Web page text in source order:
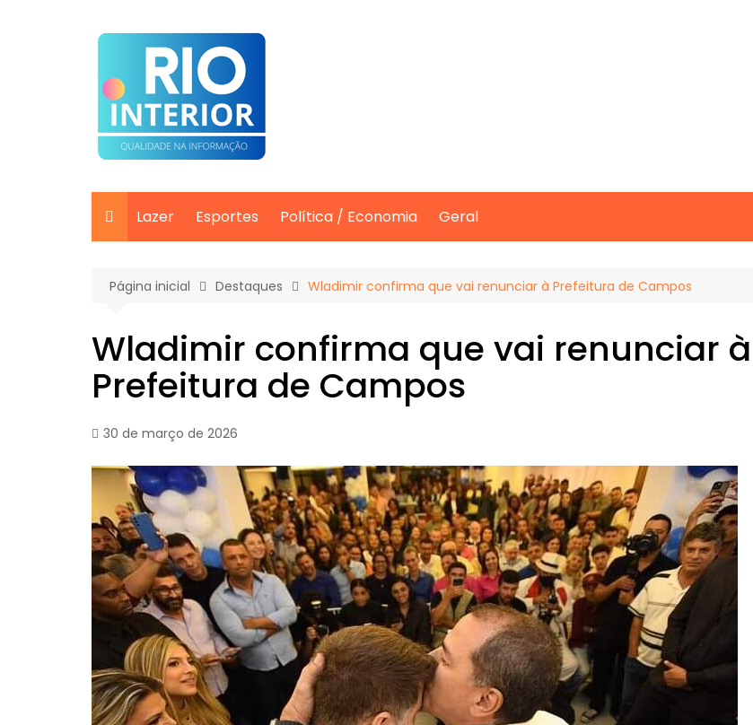
Lazer Esportes Política / Economia Geral
Página inicial Destaques Wladimir confirma que vai renunciar à Prefeitura de Campos
Wladimir confirma que vai renunciar à
Prefeitura de Campos
30 de março de 2026